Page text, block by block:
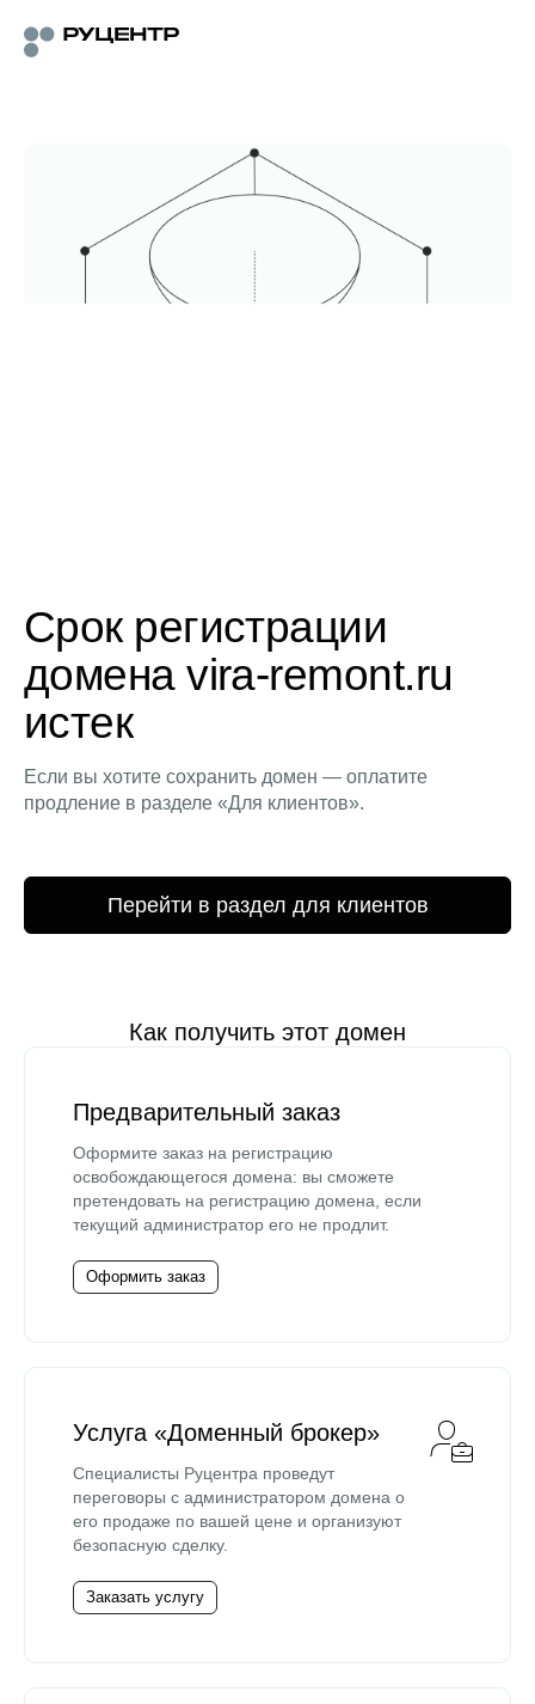
Срок регистрации
домена vira-remont.ru
истек
Если вы хотите сохранить домен — оплатите
продление в разделе «Для клиентов».
Перейти в раздел для клиентов
Как получить этот домен
Предварительный заказ
Оформите заказ на регистрацию
освобождающегося домена: вы сможете
претендовать на регистрацию домена, если
текущий администратор его не продлит.
Оформить заказ
Услуга «Доменный брокер»
Специалисты Руцентра проведут
переговоры с администратором домена о
его продаже по вашей цене и организуют
безопасную сделку.
Заказать услугу